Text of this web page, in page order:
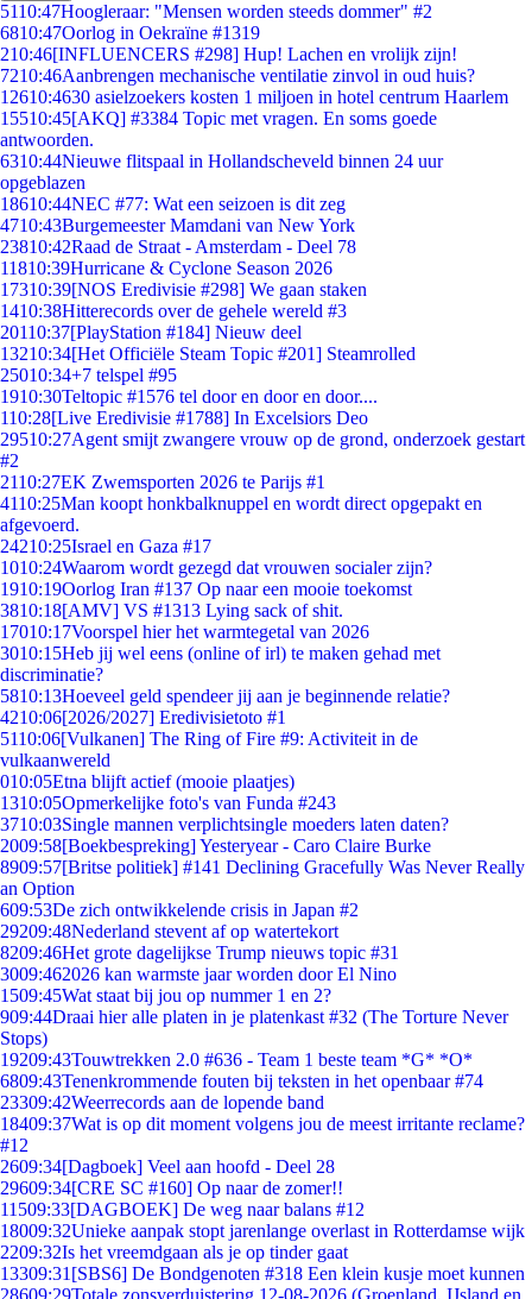
5110:47Hoogleraar: "Mensen worden steeds dommer" #2
6810:47Oorlog in Oekraïne #1319
210:46[INFLUENCERS #298] Hup! Lachen en vrolijk zijn!
7210:46Aanbrengen mechanische ventilatie zinvol in oud huis?
12610:4630 asielzoekers kosten 1 miljoen in hotel centrum Haarlem
15510:45[AKQ] #3384 Topic met vragen. En soms goede
antwoorden.
6310:44Nieuwe flitspaal in Hollandscheveld binnen 24 uur
opgeblazen
18610:44NEC #77: Wat een seizoen is dit zeg
4710:43Burgemeester Mamdani van New York
23810:42Raad de Straat - Amsterdam - Deel 78
11810:39Hurricane & Cyclone Season 2026
17310:39[NOS Eredivisie #298] We gaan staken
1410:38Hitterecords over de gehele wereld #3
20110:37[PlayStation #184] Nieuw deel
13210:34[Het Officiële Steam Topic #201] Steamrolled
25010:34+7 telspel #95
1910:30Teltopic #1576 tel door en door en door....
110:28[Live Eredivisie #1788] In Excelsiors Deo
29510:27Agent smijt zwangere vrouw op de grond, onderzoek gestart
#2
2110:27EK Zwemsporten 2026 te Parijs #1
4110:25Man koopt honkbalknuppel en wordt direct opgepakt en
afgevoerd.
24210:25Israel en Gaza #17
1010:24Waarom wordt gezegd dat vrouwen socialer zijn?
1910:19Oorlog Iran #137 Op naar een mooie toekomst
3810:18[AMV] VS #1313 Lying sack of shit.
17010:17Voorspel hier het warmtegetal van 2026
3010:15Heb jij wel eens (online of irl) te maken gehad met
discriminatie?
5810:13Hoeveel geld spendeer jij aan je beginnende relatie?
4210:06[2026/2027] Eredivisietoto #1
5110:06[Vulkanen] The Ring of Fire #9: Activiteit in de
vulkaanwereld
010:05Etna blijft actief (mooie plaatjes)
1310:05Opmerkelijke foto's van Funda #243
3710:03Single mannen verplichtsingle moeders laten daten?
2009:58[Boekbespreking] Yesteryear - Caro Claire Burke
8909:57[Britse politiek] #141 Declining Gracefully Was Never Really
an Option
609:53De zich ontwikkelende crisis in Japan #2
29209:48Nederland stevent af op watertekort
8209:46Het grote dagelijkse Trump nieuws topic #31
3009:462026 kan warmste jaar worden door El Nino
1509:45Wat staat bij jou op nummer 1 en 2?
909:44Draai hier alle platen in je platenkast #32 (The Torture Never
Stops)
19209:43Touwtrekken 2.0 #636 - Team 1 beste team *G* *O*
6809:43Tenenkrommende fouten bij teksten in het openbaar #74
23309:42Weerrecords aan de lopende band
18409:37Wat is op dit moment volgens jou de meest irritante reclame?
#12
2609:34[Dagboek] Veel aan hoofd - Deel 28
29609:34[CRE SC #160] Op naar de zomer!!
11509:33[DAGBOEK] De weg naar balans #12
18009:32Unieke aanpak stopt jarenlange overlast in Rotterdamse wijk
2209:32Is het vreemdgaan als je op tinder gaat
13309:31 [SBS6] De Bondgenoten #318 Een klein kusje moet kunnen
28609:29Totale zonsverduistering 12-08-2026 (Groenland, IJsland en